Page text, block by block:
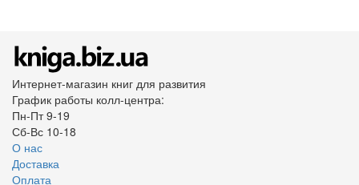
Интернет-магазин книг для развития
График работы колл-центра:
Пн-Пт 9-19
Сб-Вс 10-18
О нас
Доставка
Оплата